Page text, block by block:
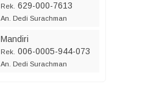
Rek. 629-000-7613
An. Dedi Surachman
Mandiri
Rek. 006-0005-944-073
An. Dedi Surachman